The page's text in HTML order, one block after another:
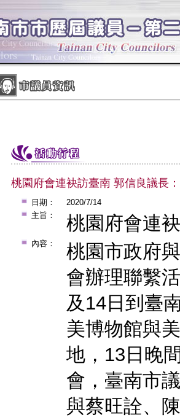
桃園府會連袂訪臺南 郭信良議長
日期：
2020/7/14
主旨：
桃園府會連
內容：
桃園市政府
會辦理聯繫
及14日到臺
美博物館與
地，13日晚
會，臺南市
與蔡旺詮、